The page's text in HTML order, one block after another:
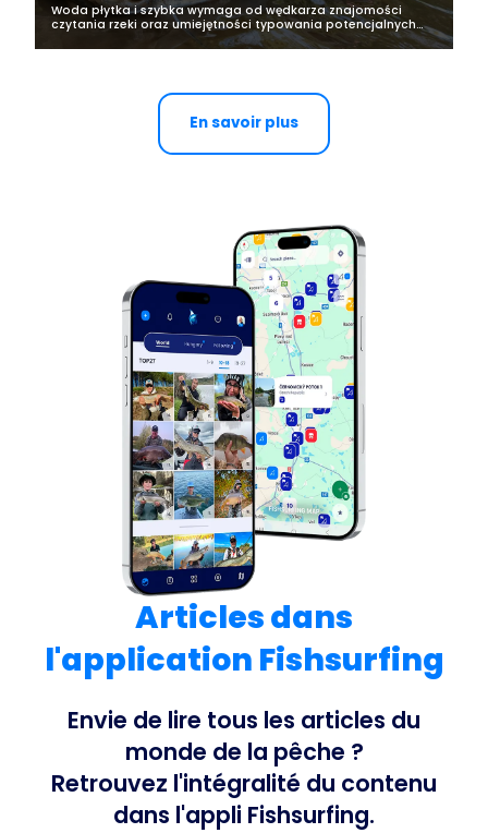
Woda płytka i szybka wymaga od wędkarza znajomości
czytania rzeki oraz umiejętności typowania potencjalnych
miejsc bytowania ryb i ich żerowisk. To bardzo wymagające
łowiska, niezwykle ciężkie...
En savoir plus
Articles dans
l'application Fishsurfing
Envie de lire tous les articles du
monde de la pêche ?
Retrouvez l'intégralité du contenu
dans l'appli Fishsurfing.